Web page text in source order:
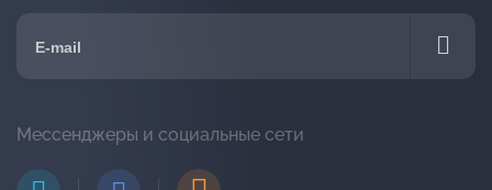
Мессенджеры и социальные сети